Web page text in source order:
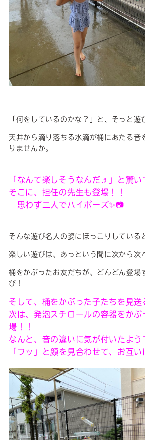
「何をしているのかな？」と、そっと遊
天井から滴り落ちる水滴が桶にあたる音
りませんか。
「なんて楽しそうなんだ♬」と驚い
そこに、担任の先生も登場！！
思わず二人でハイポーズ✨📷
そんな遊び名人の姿にほっこりしている
楽しい遊びは、あっという間に次から次
桶をかぶったお友だちが、どんどん登場
び！
そして、桶をかぶった子たちを見送
次は、発泡スチロールの容器をかぶ
場！！
なんと、音の違いに気が付いたよ
「フッ」と顔を見合わせて、お互い